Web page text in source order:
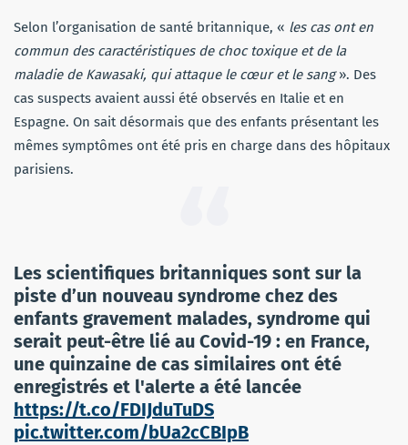
Selon l’organisation de santé britannique, « les cas ont en
commun des caractéristiques de choc toxique et de la
maladie de Kawasaki, qui attaque le cœur et le sang». Des
cas suspects avaient aussi été observés en Italie et en
Espagne. On sait désormais que des enfants présentant les
mêmes symptômes ont été pris en charge dans des hôpitaux
parisiens.
Les scientifiques britanniques sont sur la
piste d’un nouveau syndrome chez des
enfants gravement malades, syndrome qui
serait peut-être lié au Covid-19 : en France,
une quinzaine de cas similaires ont été
enregistrés et l'alerte a été lancée
https://t.co/FDIJduTuDS
pic.twitter.com/bUa2cCBIpB